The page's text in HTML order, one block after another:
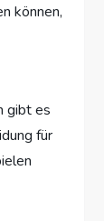
können,
gibt es
für